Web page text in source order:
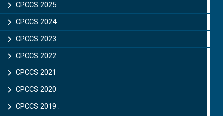
CPCCS 2025
CPCCS 2024
CPCCS 2023
CPCCS 2022
CPCCS 2021
CPCCS 2020
CPCCS 2019 .